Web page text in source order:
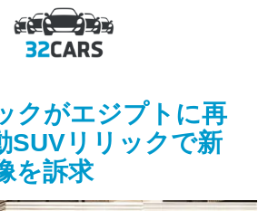
クがエジプトに再
SUVリリックで新
を訴求